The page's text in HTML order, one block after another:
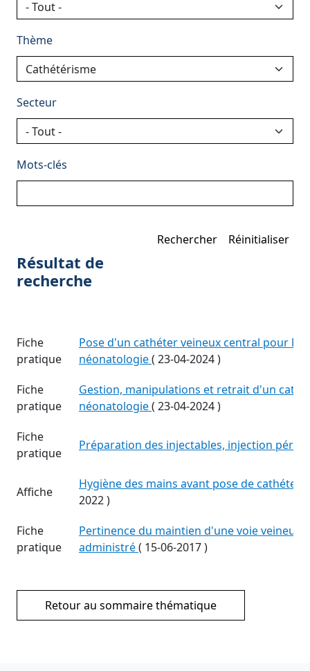
Thème
Secteur
Mots-clés
Résultat de
recherche
Fiche
pratique
Pose d'un cathéter veineux central pour la
néonatologie( 23-04-2024)
Fiche
pratique
Gestion, manipulations et retrait d'un
néonatologie( 23-04-2024)
Fiche
pratique
Préparation des injectables, injection
Affiche
Hygiène des mains avant pose de cathéter
2022)
Fiche
pratique
Pertinence du maintien d'une voie
administré( 15-06-2017)
Retour au sommaire thématique